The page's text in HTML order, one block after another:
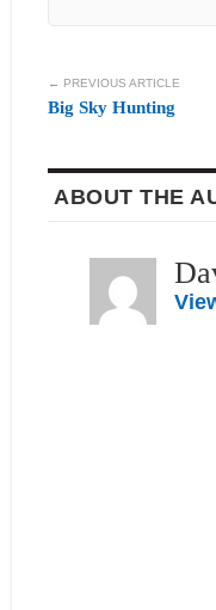
← PREVIOUS ARTICLE
Big Sky Hunting
ABOUT THE